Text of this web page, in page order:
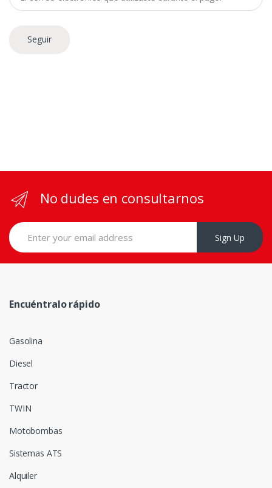
Seguir
No dudes en consultarnos
Sign Up
Encuéntralo rápido
Gasolina
Diesel
Tractor
TWIN
Motobombas
Sistemas ATS
Alquiler